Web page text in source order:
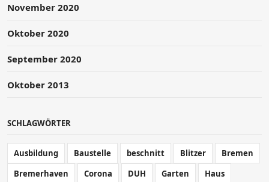
November 2020
Oktober 2020
September 2020
Oktober 2013
SCHLAGWÖRTER
Ausbildung Baustelle beschnitt Blitzer
Bremen
Bremerhaven
Corona DUH Garten
Haus